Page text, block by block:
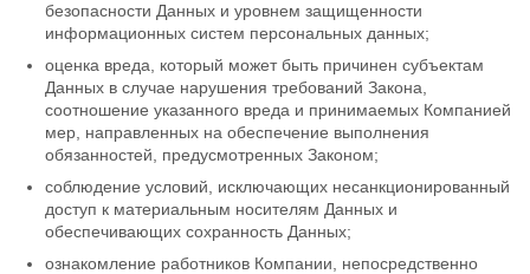
безопасности Данных и уровнем защищенности
информационных систем персональных данных;
оценка вреда, который может быть причинен субъектам
Данных в случае нарушения требований Закона,
соотношение указанного вреда и принимаемых Компанией
мер, направленных на обеспечение выполнения
обязанностей, предусмотренных Законом;
соблюдение условий, исключающих несанкционированный
доступ к материальным носителям Данных и
обеспечивающих сохранность Данных;
ознакомление работников Компании, непосредственно